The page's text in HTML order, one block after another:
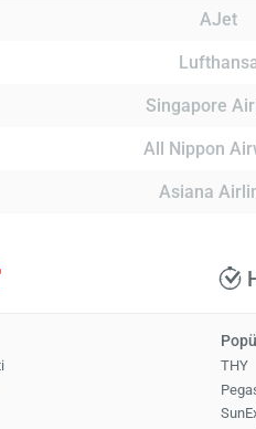
AJet
Singapore
All Nippon
Asiana
THY